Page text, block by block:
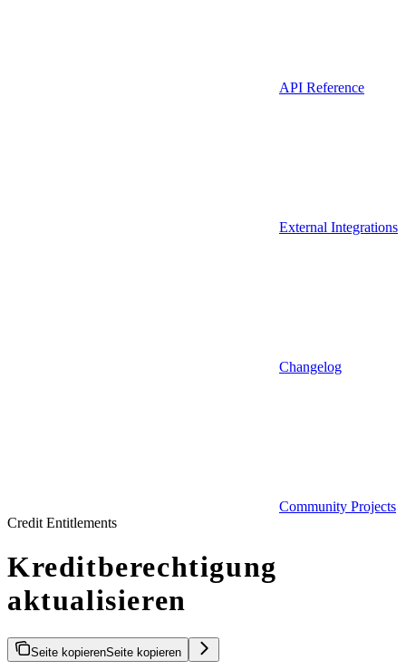
API Reference
External Integrations
Changelog
Community Projects
Credit Entitlements
Kreditberechtigung
aktualisieren
Seite kopierenSeite kopieren